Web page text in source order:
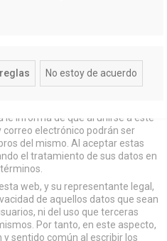
le informa de que al unirse a este
electrónico podrán ser
del mismo. Al aceptar estas
el tratamiento de sus datos en
web, y su representante legal,
de aquellos datos que sean
ni del uso que terceras
Por tanto, en este aspecto,
sentido común al escribir los